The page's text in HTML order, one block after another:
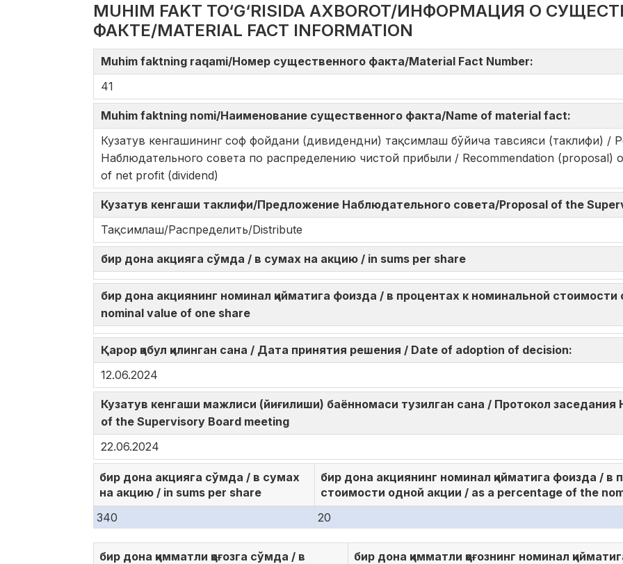
MUHIM FAKT TO‘G‘RISIDA AXBOROT/ИНФОРМАЦИЯ О
ФАКТЕ/MATERIAL FACT INFORMATION
Muhim faktning raqami/Номер существенного факта/Material Fact Number:
41
Muhim faktning nomi/Наименование существенного факта/Name of material fact:
Кузатув кенгашининг соф фойдани (дивидендни) тақсимлаш бўйича тавсияси (таклифи) /
Наблюдательного совета по распределению чистой прибыли / Recommendation (proposal)
of net profit (dividend)
Кузатув кенгаши таклифи/Предложение Наблюдательного совета/Proposal of the
Тақсимлаш/Распределить/Distribute
бир дона акцияга сўмда / в сумах на акцию / in sums per share
бир дона акциянинг номинал қийматига фоизда / в процентах к номинальной
nominal value of one share
Қарор қабул қилинган сана / Дата принятия решения / Date of adoption of decision:
12.06.2024
Кузатув кенгаши мажлиси (йиғилиши) баённомаси тузилган сана / Протокол
of the Supervisory Board meeting
22.06.2024
бир дона акцияга сўмда / в сумах
на акцию / in sums per share
бир дона акциянинг номинал қийматига фоизда / в
стоимости одной акции / as a percentage of the
340
20
бир дона қимматли қоғозга сўмда / в
бир дона қимматли қоғознинг номинал